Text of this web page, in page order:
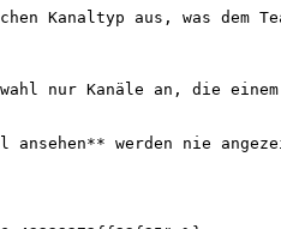
Kanaltyp aus, was dem
nur Kanäle an, die
werden nie